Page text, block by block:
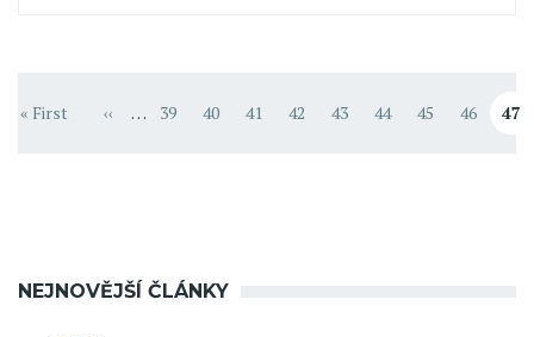
First page
« First Předchozí stránka
‹‹ … Stránka
39 Stránka
40 Stránka
41 Stránka
42 Stránka
43 Stránka
44 Stránka
45 Stránka
46 47
NEJNOVĚJŠÍ ČLÁNKY